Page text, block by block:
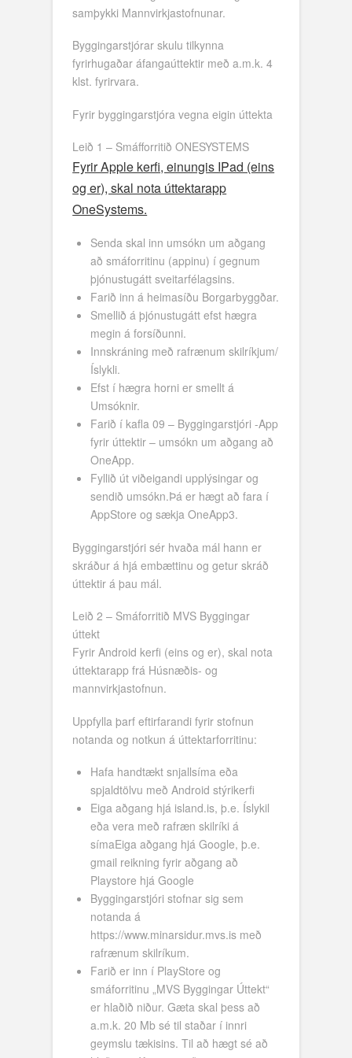
samþykki Mannvirkjastofnunar.
Byggingarstjórar skulu tilkynna
fyrirhugaðar áfangaúttektir með a.m.k. 4
klst. fyrirvara.
Fyrir byggingarstjóra vegna eigin úttekta
Leið 1 – Smáfforritið ONESYSTEMS
Fyrir Apple kerfi, einungis IPad (eins
og er), skal nota úttektarapp
OneSystems.
Senda skal inn umsókn um aðgang
að smáforritinu (appinu) í gegnum
þjónustugátt sveitarfélagsins.
Farið inn á heimasíðu Borgarbyggðar.
Smellið á þjónustugátt efst hægra
megin á forsíðunni.
Innskráning með rafrænum skilríkjum/
Íslykli.
Efst í hægra horni er smellt á
Umsóknir.
Farið í kafla 09 – Byggingarstjóri -App
fyrir úttektir – umsókn um aðgang að
OneApp.
Fyllið út viðeigandi upplýsingar og
sendið umsókn.Þá er hægt að fara í
AppStore og sækja OneApp3.
Byggingarstjóri sér hvaða mál hann er
skráður á hjá embættinu og getur skráð
úttektir á þau mál.
Leið 2 – Smáforritið MVS Byggingar
úttekt
Fyrir Android kerfi (eins og er), skal nota
úttektarapp frá Húsnæðis- og
mannvirkjastofnun.
Uppfylla þarf eftirfarandi fyrir stofnun
notanda og notkun á úttektarforritinu:
Hafa handtækt snjallsíma eða
spjaldtölvu með Android stýrikerfi
Eiga aðgang hjá island.is, þ.e. Íslykil
eða vera með rafræn skilríki á
símaEiga aðgang hjá Google, þ.e.
gmail reikning fyrir aðgang að
Playstore hjá Google
Byggingarstjóri stofnar sig sem
notanda á
https://www.minarsidur.mvs.is með
rafrænum skilríkum.
Farið er inn í PlayStore og
smáforritinu „MVS Byggingar Úttekt“
er hlaðið niður. Gæta skal þess að
a.m.k. 20 Mb sé til staðar í innri
geymslu tækisins. Til að hægt sé að